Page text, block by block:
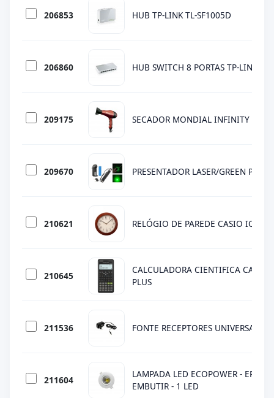
206853 HUB TP-LINK TL-SF1005D
206860 HUB SWITCH 8 PORTAS TP-LINK
209175 SECADOR MONDIAL INFINITY ION
209670 PRESENTADOR LASER/GREEN
210621 RELÓGIO DE PAREDE CASIO
210645
CALCULADORA CIENTIFICA CASIO
PLUS
211536 FONTE RECEPTORES UNIVERSAL
211604
LAMPADA LED ECOPOWER - EP-
EMBUTIR - 1 LED